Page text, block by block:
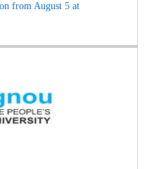
from August 5 at